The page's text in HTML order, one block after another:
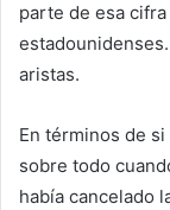
parte de esa
aristas.
En términos de
sobre todo
había cancelado